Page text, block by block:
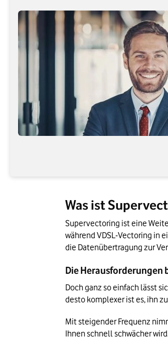
Was ist
Supervectoring ist eine
während VDSL-Vectoring in
die Datenübertragung zur
Die Herausforderungen
Doch ganz so einfach lässt
desto komplexer ist es, ihn
Mit steigender Frequenz
Ihnen schnell schwächer